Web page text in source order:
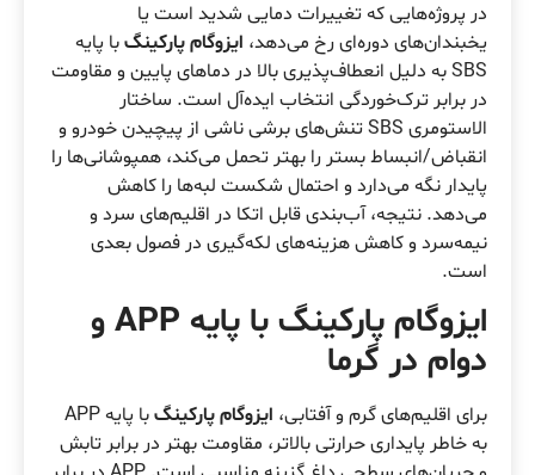
در پروژه‌هایی که تغییرات دمایی شدید است یا
یخبندان‌های دوره‌ای رخ می‌دهد، ایزوگام پارکینگبا پایه
SBS به دلیل انعطاف‌پذیری بالا در دماهای پایین و مقاومت
در برابر ترک‌خوردگی انتخاب ایده‌آل است. ساختار
الاستومری SBS تنش‌های برشی ناشی از پیچیدن خودرو و
انقباض/انبساط بستر را بهتر تحمل می‌کند، همپوشانی‌ها را
پایدار نگه می‌دارد و احتمال شکست لبه‌ها را کاهش
می‌دهد. نتیجه، آب‌بندی قابل اتکا در اقلیم‌های سرد و
نیمه‌سرد و کاهش هزینه‌های لکه‌گیری در فصول بعدی
است.
ایزوگام پارکینگ با پایه APP و
دوام در گرما
برای اقلیم‌های گرم و آفتابی، ایزوگام پارکینگ
با پایه APP
به خاطر پایداری حرارتی بالاتر، مقاومت بهتر در برابر تابش